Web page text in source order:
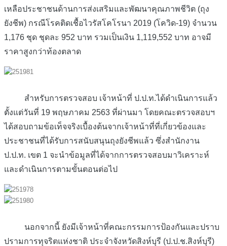
เหลือประชาชนด้านการส่งเสริมและพัฒนาคุณภาพชีวิต (ถุง
ยังชีพ) กรณีโรคติดเชื้อไวรัสโคโรนา 2019 (โควิด-19) จำนวน
1,176 ชุด ชุดละ 952 บาท รวมเป็นเงิน 1,119,552 บาท อาจมี
ราคาสูงกว่าท้องตลาด
สำหรับการตรวจสอบ เจ้าหน้าที่ ป.ป.ท.ได้ดำเนินการแล้ว
ตั้งแต่วันที่ 19 พฤษภาคม 2563 ที่ผ่านมา โดยคณะตรวจสอบฯ
ได้สอบถามข้อเท็จจริงเบื้องต้นจากเจ้าหน้าที่ที่เกี่ยวข้องและ
ประชาชนที่ได้รับการสนับสนุนถุงยังชีพแล้ว ซึ่งสำนักงาน
ป.ป.ท. เขต 1 จะนำข้อมูลที่ได้จากการตรวจสอบมาวิเคราะห์
และดำเนินการตามขั้นตอนต่อไป
นอกจากนี้ ยังมีเจ้าหน้าที่คณะกรรมการป้องกันและปราบ
ปรามการทุจริตแห่งชาติ ประจำจังหวัดสิงห์บุรี (ป.ป.ช.สิงห์บุรี)